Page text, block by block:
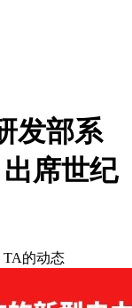
发部系
席世纪
TA的动态